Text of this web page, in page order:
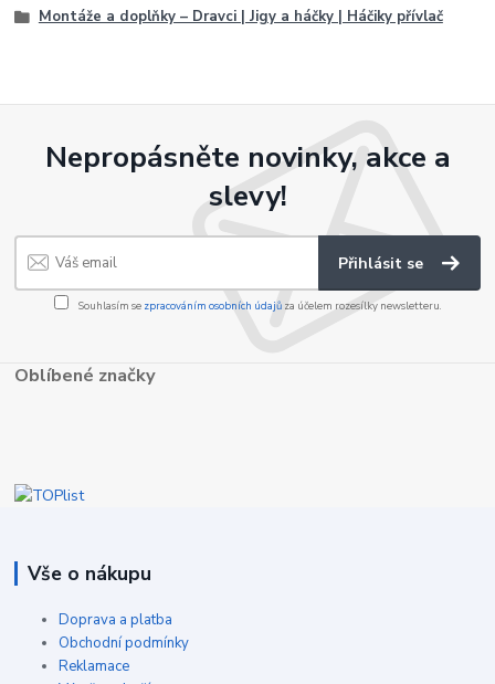
Montáže a doplňky – Dravci | Jigy a háčky | Háčiky přívlač
Nepropásněte novinky, akce a
slevy!
Přihlásit se
Souhlasím se zpracováním osobních údajůza účelem rozesílky newsletteru.
Oblíbené značky
Vše o nákupu
Doprava a platba
Obchodní podmínky
Reklamace